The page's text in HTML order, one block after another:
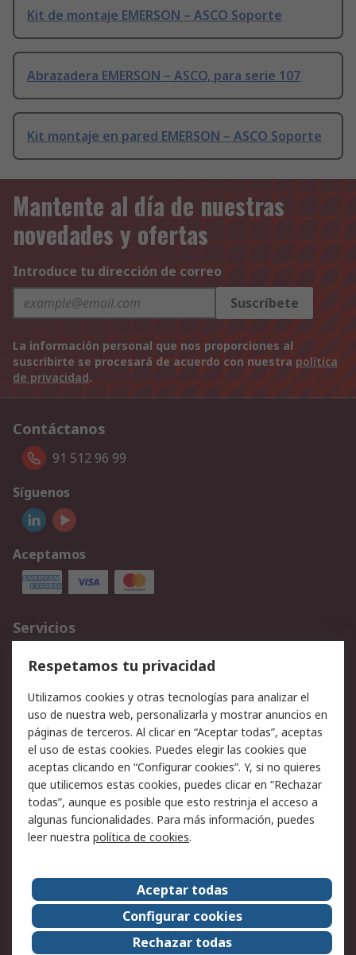
Kit de montaje EMERSON – ASCO Soporte
Abrazadera EMERSON – ASCO, para serie 107
Kit montaje en pared EMERSON – ASCO Soporte
Mantente al día de nuestras
novedades y ofertas
Introduce tu dirección de correo
Suscríbete
La información personal que nos proporciones al
suscribirte se procesará de acuerdo con nuestra política
de privacidad.
Contáctanos
91 512 96 99
Síguenos
Aceptamos
Servicios
Cómo realizar pedidos
Devoluciones
Facturación y pago
Ofertas
Soporte técnico
Legal
Aviso legal
Política de privacidad -
Actualizada
Política sobre cookies
Seguridad de emails
Certificaciones de
Condiciones de venta
Acerca de RS
Acerca de RS
RS Group
RS en el mundo
Sala de prensa
Respetamos tu privacidad
Utilizamos cookies y otras tecnologías para analizar el
uso de nuestra web, personalizarla y mostrar anuncios en
páginas de terceros. Al clicar en “Aceptar todas”, aceptas
el uso de estas cookies. Puedes elegir las cookies que
aceptas clicando en “Configurar cookies”. Y, si no quieres
que utilicemos estas cookies, puedes clicar en “Rechazar
todas”, aunque es posible que esto restrinja el acceso a
algunas funcionalidades. Para más información, puedes
leer nuestra política de cookies.
Aceptar todas
Configurar cookies
Rechazar todas